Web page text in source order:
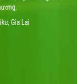
Gia Lai